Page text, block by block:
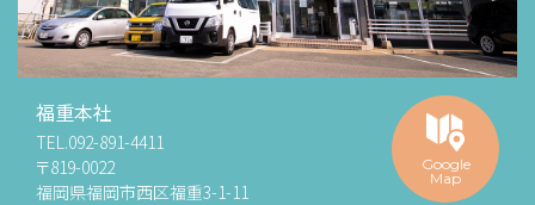
福重本社
TEL.092-891-4411
〒819-0022
福岡県福岡市西区福重3-1-11
Google
Map